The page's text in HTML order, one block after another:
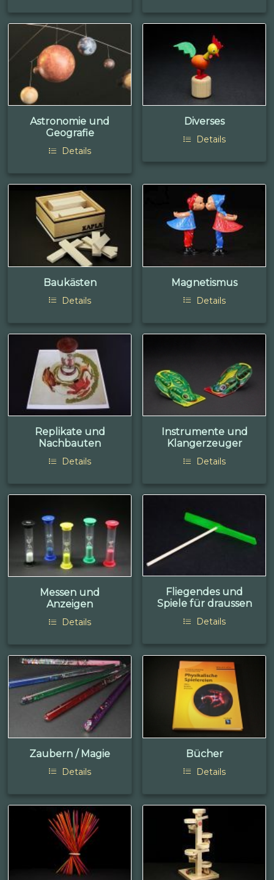
Astronomie und
Geografie
Details
Diverses
Details
Baukästen
Details
Magnetismus
Details
Replikate und
Nachbauten
Details
Instrumente und
Klangerzeuger
Details
Messen und
Anzeigen
Details
Fliegendes und
Spiele für draussen
Details
Zaubern / Magie
Details
Bücher
Details